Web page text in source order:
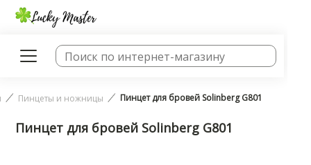
Пинцеты и ножницы Пинцет для бровей Solinberg G801
Пинцет для бровей Solinberg G801